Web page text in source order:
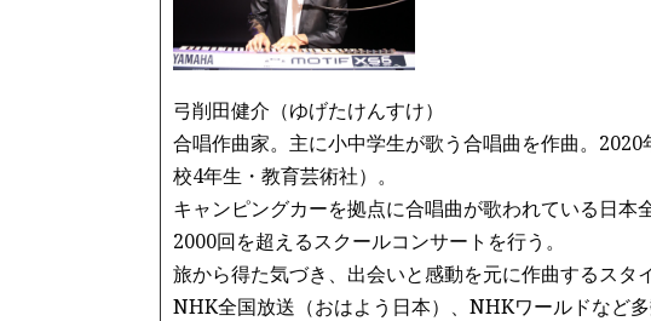
弓削田健介（ゆげたけんすけ）
合唱作曲家。主に小中学生が歌う合唱曲を作曲。
校4年生・教育芸術社）。
キャンピングカーを拠点に合唱曲が歌われている日
2000回を超えるスクールコンサートを行う。
旅から得た気づき、出会いと感動を元に作曲するスタ
NHK全国放送（おはよう日本）、NHKワールドなど